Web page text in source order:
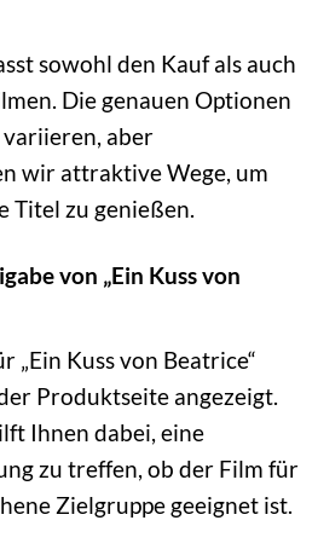
sowohl den Kauf als auch
Die genauen Optionen
aber
wir attraktive Wege, um
Titel zu genießen.
von „Ein Kuss von
„Ein Kuss von Beatrice“
Produktseite angezeigt.
Ihnen dabei, eine
zu treffen, ob der Film für
Zielgruppe geeignet ist.